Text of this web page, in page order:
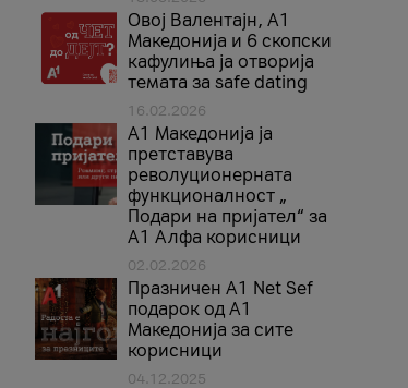
Овој Валентајн, A1
Македонија и 6 скопски
кафулиња ја отворија
темата за safe dating
16.02.2026
А1 Македонија ја
претставува
револуционерната
функционалност „
Подари на пријател“ за
А1 Алфа корисници
02.02.2026
Празничен A1 Net Sеf
подарок од А1
Македонија за сите
корисници
04.12.2025